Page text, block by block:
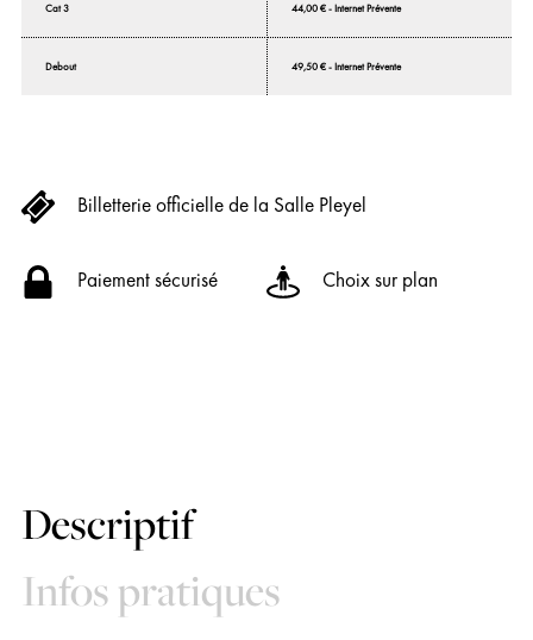
Cat 3 44,00 € - Internet Prévente
Debout 49,50 € - Internet Prévente
Billetterie officielle de la Salle Pleyel
Paiement sécurisé Choix sur plan
Descriptif
Infos pratiques